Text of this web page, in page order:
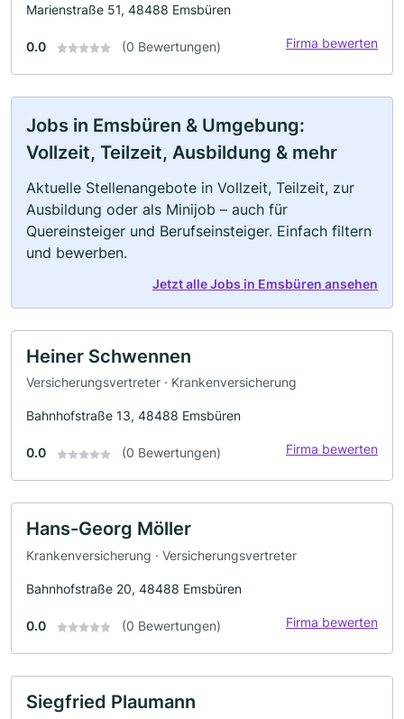
Marienstraße 51, 48488 Emsbüren
0.0 (0 Bewertungen) Firma bewerten
Jobs in Emsbüren & Umgebung:
Vollzeit, Teilzeit, Ausbildung & mehr
Aktuelle Stellenangebote in Vollzeit, Teilzeit, zur
Ausbildung oder als Minijob – auch für
Quereinsteiger und Berufseinsteiger. Einfach filtern
und bewerben.
Jetzt alle Jobs in Emsbüren ansehen
Heiner Schwennen
Versicherungsvertreter · Krankenversicherung
Bahnhofstraße 13, 48488 Emsbüren
0.0 (0 Bewertungen) Firma bewerten
Hans-Georg Möller
Krankenversicherung · Versicherungsvertreter
Bahnhofstraße 20, 48488 Emsbüren
0.0 (0 Bewertungen) Firma bewerten
Siegfried Plaumann